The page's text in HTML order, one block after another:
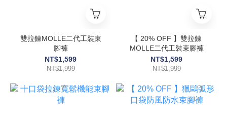
雙拉鍊MOLLE二代工裝束
腳褲
NT$1,599
NT$1,999
【 20% OFF 】雙拉鍊
MOLLE二代工裝束腳褲
NT$1,599
NT$1,999